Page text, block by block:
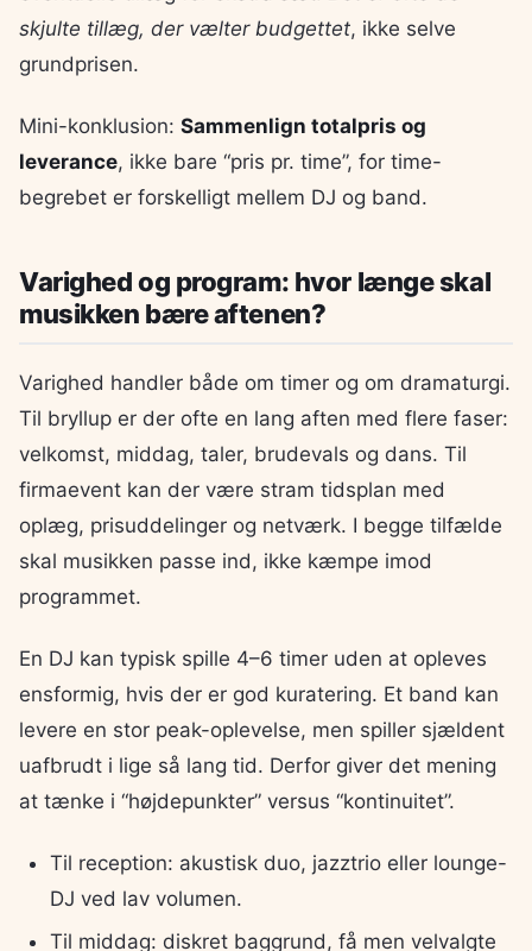
skjulte tillæg, der vælter budgettet, ikke selve
grundprisen.
Mini-konklusion: Sammenlign totalpris og
leverance, ikke bare “pris pr. time”, for time-
begrebet er forskelligt mellem DJ og band.
Varighed og program: hvor længe skal
musikken bære aftenen?
Varighed handler både om timer og om dramaturgi.
Til bryllup er der ofte en lang aften med flere faser:
velkomst, middag, taler, brudevals og dans. Til
firmaevent kan der være stram tidsplan med
oplæg, prisuddelinger og netværk. I begge tilfælde
skal musikken passe ind, ikke kæmpe imod
programmet.
En DJ kan typisk spille 4–6 timer uden at opleves
ensformig, hvis der er god kuratering. Et band kan
levere en stor peak-oplevelse, men spiller sjældent
uafbrudt i lige så lang tid. Derfor giver det mening
at tænke i “højdepunkter” versus “kontinuitet”.
Til reception: akustisk duo, jazztrio eller lounge-
DJ ved lav volumen.
Til middag: diskret baggrund, få men velvalgte